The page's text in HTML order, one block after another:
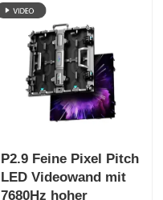
P2.9 Feine Pixel Pitch
LED Videowand mit
7680Hz hoher